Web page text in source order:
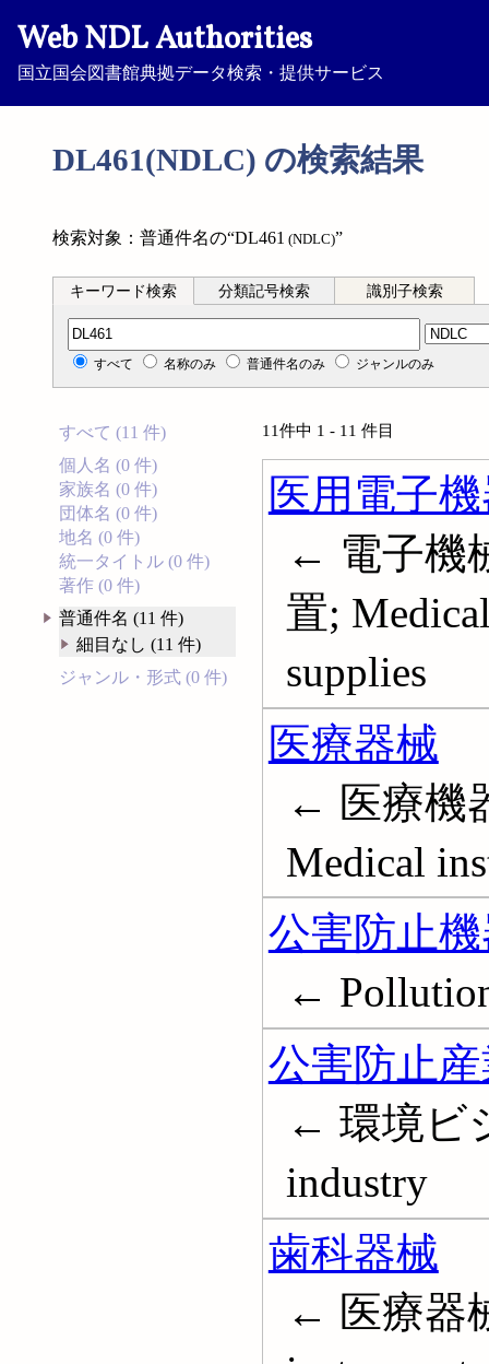
Web NDL Authorities
国立国会図書館典拠データ検索・提供サービス
DL461(NDLC) の検索結果
検索対象：普通件名の“DL461 (NDLC)”
キーワード検索 分類記号検索 識別子検索
分類記号検索
すべて 名称のみ 普通件名のみ ジャンルのみ
すべて (11 件)
個人名 (0 件)
家族名 (0 件)
団体名 (0 件)
地名 (0 件)
統一タイトル (0 件)
著作 (0 件)
普通件名 (11 件)
細目なし (11 件)
ジャンル・形式 (0 件)
11件中 1 - 11 件目
医用電子
← 電子機
置;
supplies
医療器械
← 医療機
Medical
公害防止
←
公害防止
← 環境ビ
industry
歯科器械
← 医療器